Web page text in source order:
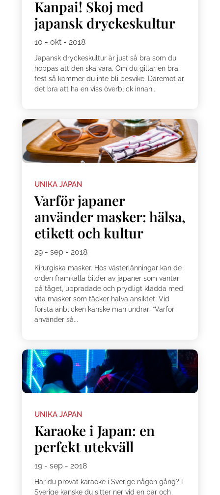
Kanpai! Skoj med
japansk dryckeskultur
10 - okt - 2018
Japansk dryckeskultur är just så bra som du
hoppas att den ska vara. Om du gillar en bra
fest så kommer du inte bli besvike. Däremot är
det bra att ha en viss överblick innan...
UNIKA JAPAN
Varför japaner
använder masker: hälsa,
etikett och kultur
29 - sep - 2018
Kirurgiska masker. Hos västerlänningar kan de
orden framkalla bilder av japaner som väntar
på tåget, uppradade och prydligt klädda med
vita masker som täcker halva ansiktet. Vid
första anblicken kanske man undrar: ”Varför
använder så...
UNIKA JAPAN
Karaoke i Japan: en
perfekt utekväll
19 - sep - 2018
Har du provat karaoke i Sverige någon gång? I
Sverige kanske du sitter ner vid en bar och